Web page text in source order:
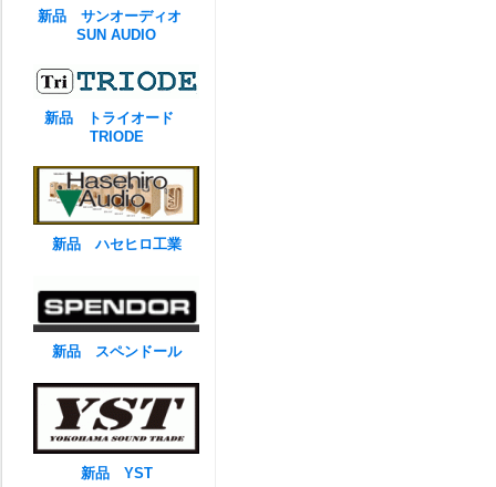
新品 サンオーディオ
SUN AUDIO
新品 トライオード
TRIODE
新品 ハセヒロ工業
新品 スペンドール
新品 YST